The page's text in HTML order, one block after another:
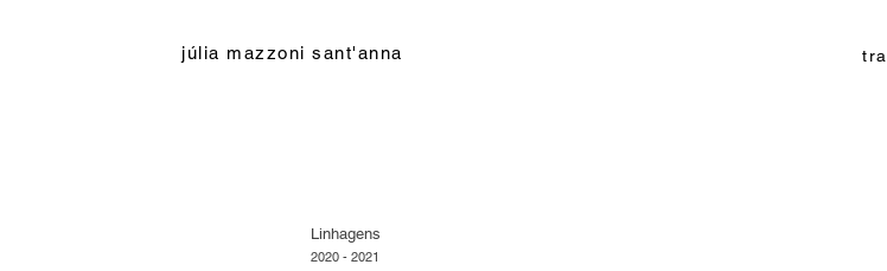
júlia mazzoni sant'anna
Linhagens
2020 - 2021